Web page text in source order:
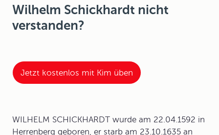
Wilhelm Schickhardt nicht
verstanden?
Jetzt kostenlos mit Kim üben
WILHELM SCHICKHARDT wurde am 22.04.1592 in
Herrenberg geboren, er starb am 23.10.1635 an